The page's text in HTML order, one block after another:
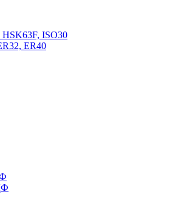
HSK63F, ISO30
ER40